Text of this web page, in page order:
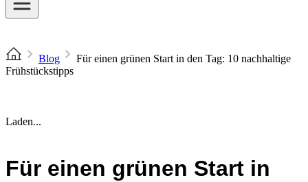
Blog
Für einen grünen Start in den Tag: 10 nachhaltige
Frühstückstipps
Laden...
Für einen grünen Start in